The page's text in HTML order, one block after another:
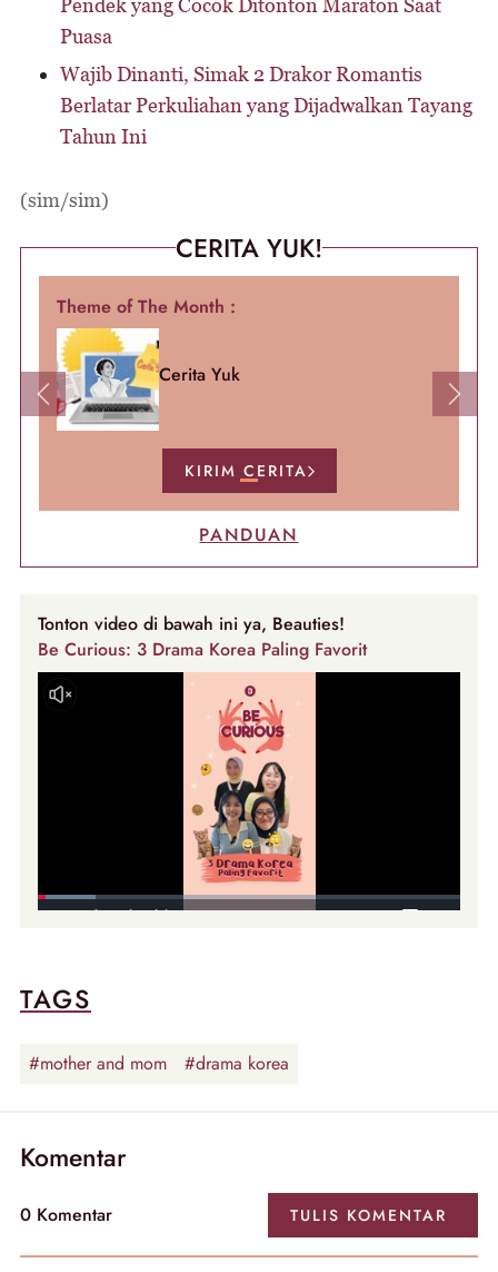
Pendek yang Cocok Ditonton Maraton Saat
Puasa
Wajib Dinanti, Simak 2 Drakor Romantis
Berlatar Perkuliahan yang Dijadwalkan Tayang
Tahun Ini
(sim/sim)
CERITA YUK!
Theme of The Month :
Cerita Yuk
KIRIM CERITA
Previous Next
PANDUAN
Tonton video di bawah ini ya, Beauties!
Be Curious: 3 Drama Korea Paling Favorit
TAGS
#mother and mom #drama korea
Komentar
0 Komentar TULIS KOMENTAR